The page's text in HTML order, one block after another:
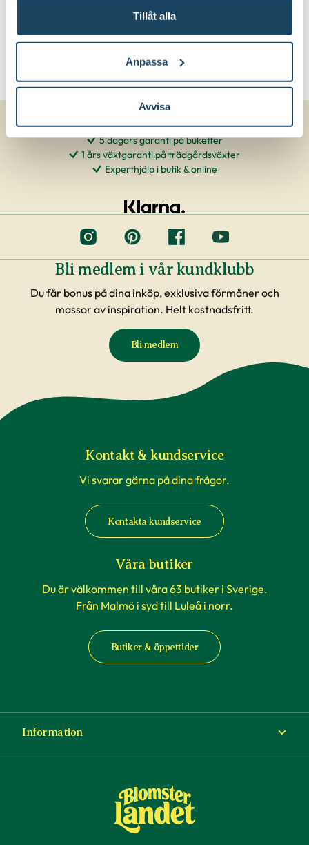
Tillåt alla
Anpassa
Avvisa
5 dagars garanti på buketter
1 års växtgaranti på trädgårdsväxter
Experthjälp i butik & online
Bli medlem i vår kundklubb
Du får bonus på dina inköp, exklusiva förmåner och
massor av inspiration. Helt kostnadsfritt.
Bli medlem
Kontakt & kundservice
Vi svarar gärna på dina frågor.
Kontakta kundservice
Våra butiker
Du är välkommen till våra 63 butiker i Sverige.
Från Malmö i syd till Luleå i norr.
Butiker & öppettider
Information
Köp- och leveransvillkor